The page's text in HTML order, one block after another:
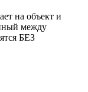
на объект и
между
БЕЗ